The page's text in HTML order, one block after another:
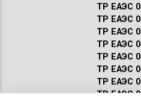
ТР ЕАЭС
ТР ЕАЭС
ТР ЕАЭС
ТР ЕАЭС
ТР ЕАЭС
ТР ЕАЭС
ТР ЕАЭС
ТР ЕАЭС